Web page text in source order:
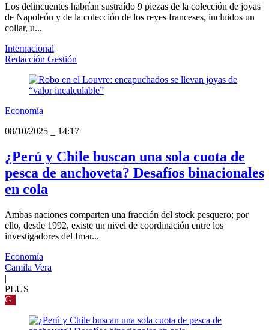
Los delincuentes habrían sustraído 9 piezas de la colección de joyas
de Napoleón y de la colección de los reyes franceses, incluidos un
collar, u...
Internacional
Redacción Gestión
Economía
08/10/2025
14:17
¿Perú y Chile buscan una sola cuota de
pesca de anchoveta? Desafíos binacionales
en cola
Ambas naciones comparten una fracción del stock pesquero; por
ello, desde 1992, existe un nivel de coordinación entre los
investigadores del Imar...
Economía
Camila Vera
|
PLUS
G